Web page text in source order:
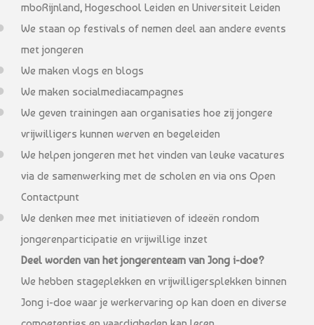
mboRijnland, Hogeschool Leiden en Universiteit Leiden
We staan op festivals of nemen deel aan andere events
met jongeren
We maken vlogs en blogs
We maken socialmediacampagnes
We geven trainingen aan organisaties hoe zij jongere
vrijwilligers kunnen werven en begeleiden
We helpen jongeren met het vinden van leuke vacatures
via de samenwerking met de scholen en via ons Open
Contactpunt
We denken mee met initiatieven of ideeën rondom
jongerenparticipatie en vrijwillige inzet
Deel worden van het jongerenteam van Jong i-doe?
We hebben stageplekken en vrijwilligersplekken binnen
Jong i-doe waar je werkervaring op kan doen en diverse